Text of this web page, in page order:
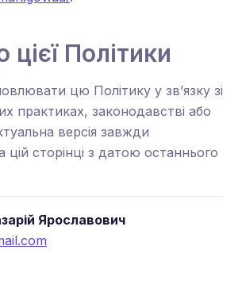
цієї Політики
цю Політику у зв’язку зі
практиках, законодавстві або
версія завжди
цій сторінці з датою останнього
Ярославович